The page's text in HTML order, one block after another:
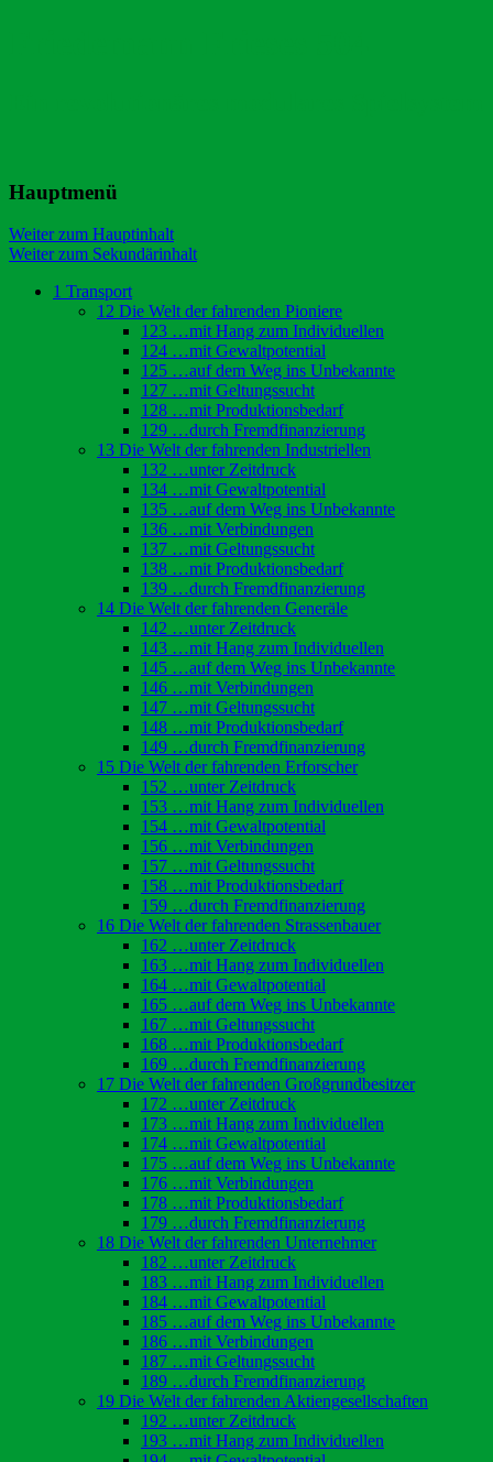
Hauptmenü
Weiter zum Hauptinhalt
Weiter zum Sekundärinhalt
1 Transport
12 Die Welt der fahrenden Pioniere
123 …mit Hang zum Individuellen
124 …mit Gewaltpotential
125 …auf dem Weg ins Unbekannte
127 …mit Geltungssucht
128 …mit Produktionsbedarf
129 …durch Fremdfinanzierung
13 Die Welt der fahrenden Industriellen
132 …unter Zeitdruck
134 …mit Gewaltpotential
135 …auf dem Weg ins Unbekannte
136 …mit Verbindungen
137 …mit Geltungssucht
138 …mit Produktionsbedarf
139 …durch Fremdfinanzierung
14 Die Welt der fahrenden Generäle
142 …unter Zeitdruck
143 …mit Hang zum Individuellen
145 …auf dem Weg ins Unbekannte
146 …mit Verbindungen
147 …mit Geltungssucht
148 …mit Produktionsbedarf
149 …durch Fremdfinanzierung
15 Die Welt der fahrenden Erforscher
152 …unter Zeitdruck
153 …mit Hang zum Individuellen
154 …mit Gewaltpotential
156 …mit Verbindungen
157 …mit Geltungssucht
158 …mit Produktionsbedarf
159 …durch Fremdfinanzierung
16 Die Welt der fahrenden Strassenbauer
162 …unter Zeitdruck
163 …mit Hang zum Individuellen
164 …mit Gewaltpotential
165 …auf dem Weg ins Unbekannte
167 …mit Geltungssucht
168 …mit Produktionsbedarf
169 …durch Fremdfinanzierung
17 Die Welt der fahrenden Großgrundbesitzer
172 …unter Zeitdruck
173 …mit Hang zum Individuellen
174 …mit Gewaltpotential
175 …auf dem Weg ins Unbekannte
176 …mit Verbindungen
178 …mit Produktionsbedarf
179 …durch Fremdfinanzierung
18 Die Welt der fahrenden Unternehmer
182 …unter Zeitdruck
183 …mit Hang zum Individuellen
184 …mit Gewaltpotential
185 …auf dem Weg ins Unbekannte
186 …mit Verbindungen
187 …mit Geltungssucht
189 …durch Fremdfinanzierung
19 Die Welt der fahrenden Aktiengesellschaften
192 …unter Zeitdruck
193 …mit Hang zum Individuellen